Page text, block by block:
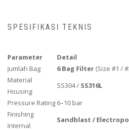
SPESIFIKASI TEKNIS
Parameter
Detail
Jumlah Bag
6 Bag Filter (Size #1 /
Material
Housing
SS304 / SS316L
Pressure Rating 6–10 bar
Finishing
Internal
Sandblast /